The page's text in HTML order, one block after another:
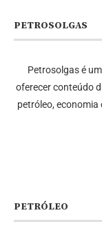
PETROSOLGAS
Petrosolgas é
oferecer conteúdo
petróleo,
PETRÓLEO